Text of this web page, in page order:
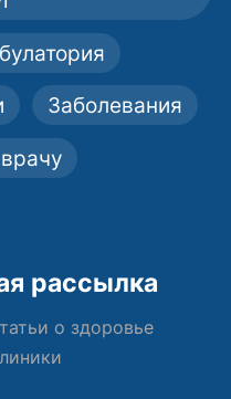
Заболевания
рассылка
о здоровье